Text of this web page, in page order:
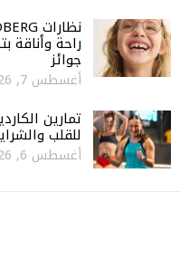
راحة وأناقة
جوائز
أغسطس 7, 2026
تمارين
للقلب
أغسطس 6, 2026